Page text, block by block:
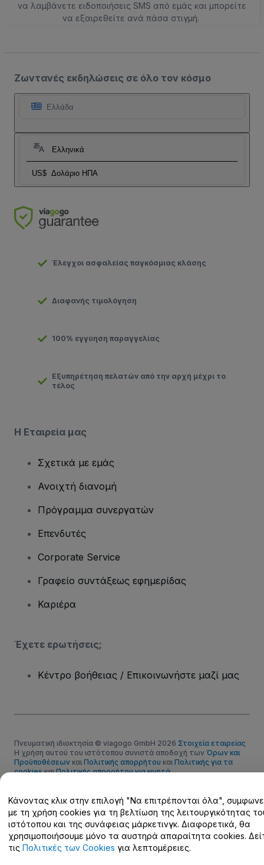
να λαμβάνετε ειδοποιήσεις SMS από εμάς και μπορείτε
να εξαιρεθείτε ανά πάσα στιγμή.
Ζωντανές εκδηλώσεις σε όλο τον κόσμο
Ελλάδα
Ελληνικά
US$ Δολάριο ΗΠΑ
Έλεγχοι ασφαλείας παγκόσμιας κλάσης
Διαφανής τιμολόγηση
100% εγγύηση παραγγελίας
Εξυπηρέτηση πελατών από την αρχή μέχρι το
τέλος
Η Εταιρεία μας
Σχετικά με εμάς
Ανοιχτή διανομή
Πρόγραμμα συνεργατών
Επενδυτές
Corporate Service
Γραφείο συντάξεως εφημερίδας
Καριέρα
Έχετε ερωτήσεις;
Κέντρο βοήθειας / Επικοινωνήστε μαζί μας
Πνευματική ιδιοκτησία © viagogo GmbH 2026 Στοιχεία εταιρείας
Η χρήση αυτού του ιστότοπου συνιστά αποδοχή των Όρων και
Προϋποθέσεων και Πολιτικής απορρήτου και Πολιτικής για τα
cookiesκαιΠολιτικής απορρήτου για κινητά
Κάνοντας κλικ στην επιλογή "Να επιτρέπονται όλα",
με τη χρήση cookies για τη βελτίωση της λειτουργικότητας
ιστότοπου και της συνάφειας μάρκετινγκ. Διαφορετικά, θα
χρησιμοποιήσουμε μόνο τα αυστηρά απαραίτητα cookies.
τις Πολιτικές των Cookies για λεπτομέρειες.